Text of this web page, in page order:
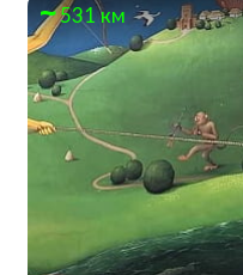
531 км